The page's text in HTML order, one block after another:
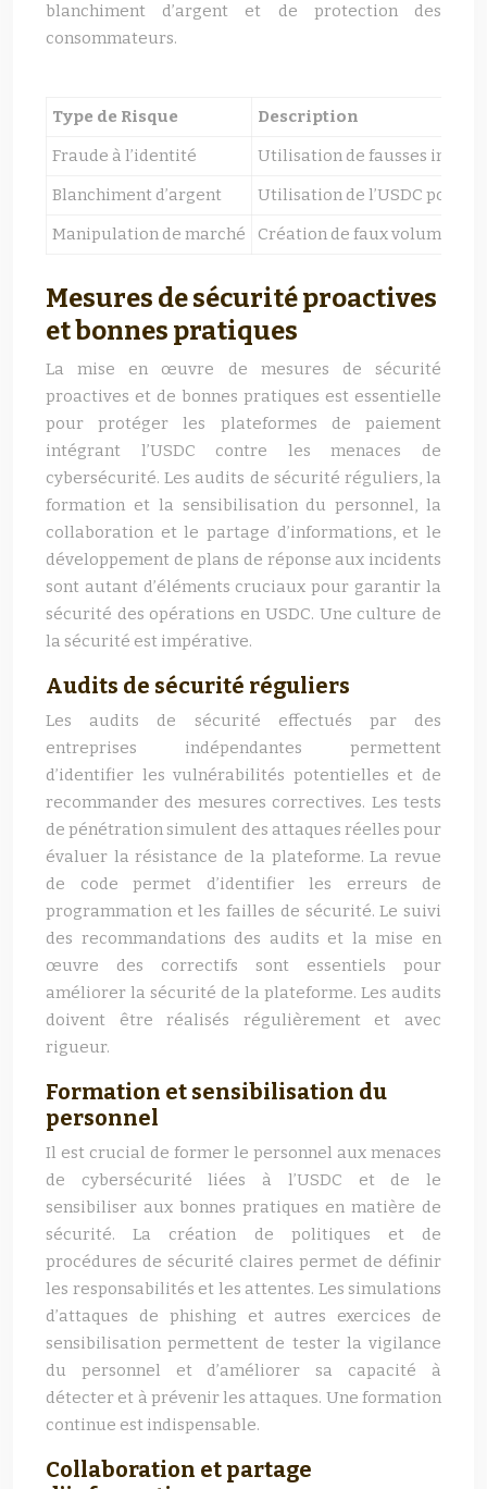
blanchiment d’argent et de protection des
consommateurs.
Type de Risque
Description
Fraude à l’identité
Utilisation de fausses
Blanchiment d’argent
Utilisation de l’USDC pour
Manipulation de marché
Création de faux volumes
Mesures de sécurité proactives
et bonnes pratiques
La mise en œuvre de mesures de sécurité
proactives et de bonnes pratiques est essentielle
pour protéger les plateformes de paiement
intégrant l’USDC contre les menaces de
cybersécurité. Les audits de sécurité réguliers, la
formation et la sensibilisation du personnel, la
collaboration et le partage d’informations, et le
développement de plans de réponse aux incidents
sont autant d’éléments cruciaux pour garantir la
sécurité des opérations en USDC. Une culture de
la sécurité est impérative.
Audits de sécurité réguliers
Les audits de sécurité effectués par des
entreprises indépendantes permettent
d’identifier les vulnérabilités potentielles et de
recommander des mesures correctives. Les tests
de pénétration simulent des attaques réelles pour
évaluer la résistance de la plateforme. La revue
de code permet d’identifier les erreurs de
programmation et les failles de sécurité. Le suivi
des recommandations des audits et la mise en
œuvre des correctifs sont essentiels pour
améliorer la sécurité de la plateforme. Les audits
doivent être réalisés régulièrement et avec
rigueur.
Formation et sensibilisation du
personnel
Il est crucial de former le personnel aux menaces
de cybersécurité liées à l’USDC et de le
sensibiliser aux bonnes pratiques en matière de
sécurité. La création de politiques et de
procédures de sécurité claires permet de définir
les responsabilités et les attentes. Les simulations
d’attaques de phishing et autres exercices de
sensibilisation permettent de tester la vigilance
du personnel et d’améliorer sa capacité à
détecter et à prévenir les attaques. Une formation
continue est indispensable.
Collaboration et partage